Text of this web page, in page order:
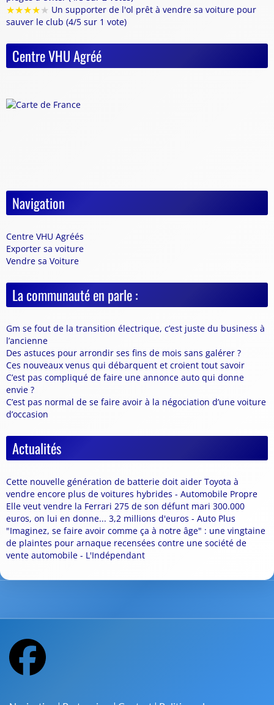
★★★★★ Un supporter de l'ol prêt à vendre sa voiture pour
sauver le club (4/5 sur 1 vote)
Centre VHU Agréé
Navigation
Centre VHU Agréés
Exporter sa voiture
Vendre sa Voiture
La communauté en parle :
Gm se fout de la transition électrique, c’est juste du business à
l’ancienne
Des astuces pour arrondir ses fins de mois sans galérer ?
Ces nouveaux venus qui débarquent et croient tout savoir
C’est pas compliqué de faire une annonce auto qui donne
envie ?
C’est pas normal de se faire avoir à la négociation d’une voiture
d’occasion
Actualités
Cette nouvelle génération de batterie doit aider Toyota à
vendre encore plus de voitures hybrides - Automobile Propre
Elle veut vendre la Ferrari 275 de son défunt mari 300.000
euros, on lui en donne... 3,2 millions d'euros - Auto Plus
"Imaginez, se faire avoir comme ça à notre âge" : une vingtaine
de plaintes pour arnaque recensées contre une société de
vente automobile - L'Indépendant